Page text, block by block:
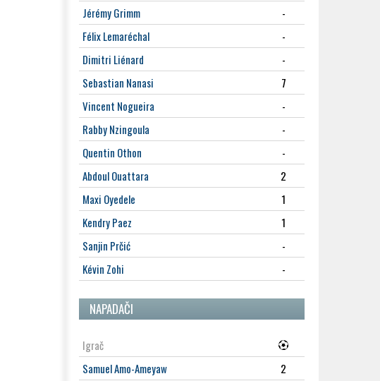
Jérémy Grimm
-
Félix Lemaréchal
-
Dimitri Liénard
-
Sebastian Nanasi
7
Vincent Nogueira
-
Rabby Nzingoula
-
Quentin Othon
-
Abdoul Ouattara
2
Maxi Oyedele
1
Kendry Paez
1
Sanjin Prčić
-
Kévin Zohi
-
NAPADAČI
Igrač
Samuel Amo-Ameyaw
2